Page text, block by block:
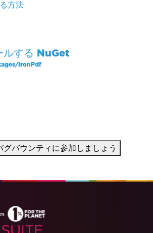
方法
ルする NuGet
IronPdf
バウンティに参加しましょう